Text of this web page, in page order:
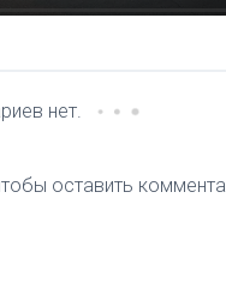
нет.
оставить